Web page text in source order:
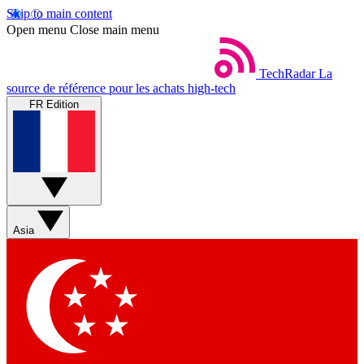
Skip to main content
Open menu Close main menu
TechRadar La
source de référence pour les achats high-tech
FR Edition
Asia